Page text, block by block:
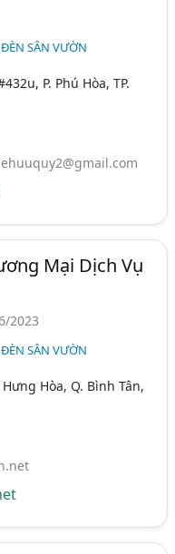
SÂN VƯỜN
P. Phú Hòa, TP.
Mại Dịch Vụ
2023
SÂN VƯỜN
Hòa, Q. Bình Tân,